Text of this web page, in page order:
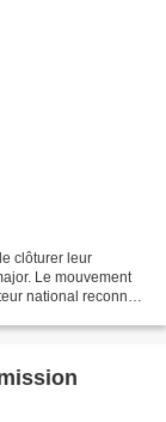
clôturer leur
Le mouvement
national reconnu